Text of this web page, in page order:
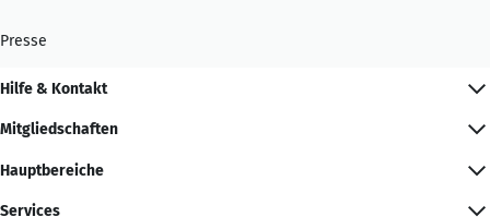
Presse
Hilfe & Kontakt
Mitgliedschaften
Hauptbereiche
Services